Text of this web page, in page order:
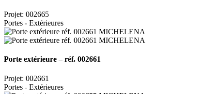
Projet: 002665
Portes - Extérieures
Porte extérieure – réf. 002661
Projet: 002661
Portes - Extérieures